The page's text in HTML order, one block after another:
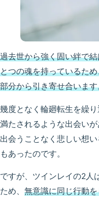
過去世から強く固い絆で
とつの魂を持っているた
部分から引き寄せ合いま
幾度となく輪廻転生を繰
満たされるような出会い
出会うことなく悲しい想
もあったのです。
ですが、ツインレイの2人
ため、 無意識に同じ行動